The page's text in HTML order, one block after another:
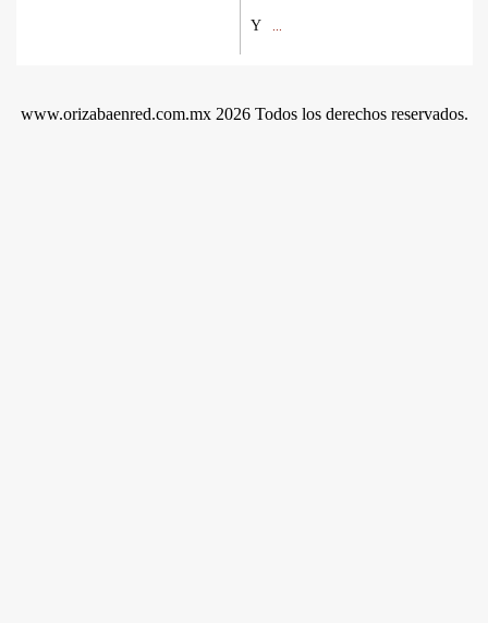
Y
www.orizabaenred.com.mx 2026 Todos los derechos reservados.